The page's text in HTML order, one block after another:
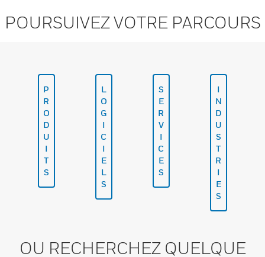
POURSUIVEZ VOTRE PARCOURS
P
R
O
D
U
I
T
S
L
O
G
I
C
I
E
L
S
S
E
R
V
I
C
E
S
I
N
D
U
S
T
R
I
E
S
OU RECHERCHEZ QUELQUE